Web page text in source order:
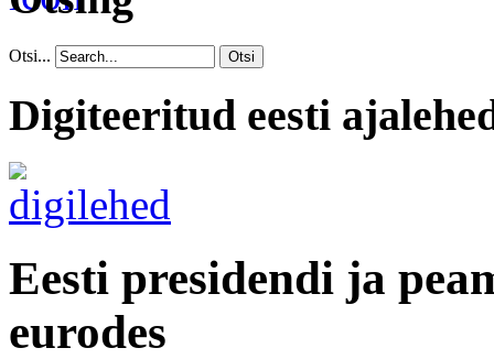
Otsi... Otsi
Digiteeritud eesti
Eesti presidendi ja
eurodes